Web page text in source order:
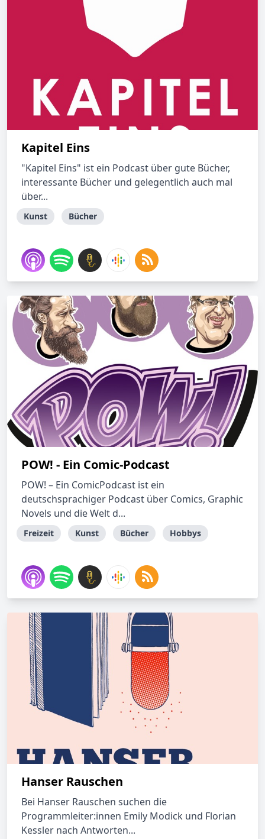
Kapitel Eins
"Kapitel Eins" ist ein Podcast über gute Bücher,
interessante Bücher und gelegentlich auch mal
über...
Kunst Bücher
POW! - Ein Comic-Podcast
POW! – Ein ComicPodcast ist ein
deutschsprachiger Podcast über Comics, Graphic
Novels und die Welt d...
Freizeit Kunst Bücher Hobbys
Hanser Rauschen
Bei Hanser Rauschen suchen die
Programmleiter:innen Emily Modick und Florian
Kessler nach Antworten...